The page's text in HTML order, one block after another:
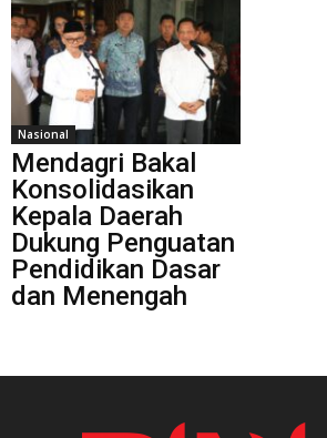
Nasional
Mendagri Bakal
Konsolidasikan
Kepala Daerah
Dukung Penguatan
Pendidikan Dasar
dan Menengah